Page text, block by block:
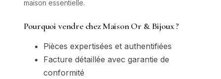
maison essentielle.
Pourquoi vendre chez Maison Or & Bijoux ?
Pièces expertisées et authentifiées
Facture détaillée avec garantie de
conformité